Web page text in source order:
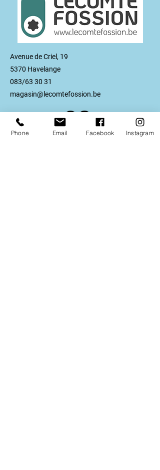
Avenue de Criel, 19
5370 Havelange
083/63 30 31
magasin@lecomtefossion.be
Politique de cookies
Phone Email Facebook Instagram